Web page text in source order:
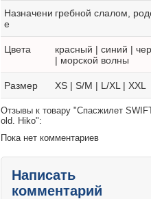
Назначени
е
гребной слалом,
Цвета
красный | синий |
| морской волны
Размер XS | S/M | L/XL | XXL
Отзывы к товару "Спасжилет
old. Hiko":
Пока нет комментариев
Написать
комментарий